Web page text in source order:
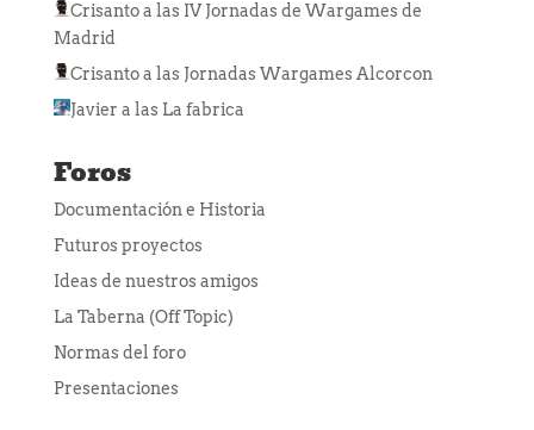
Crisantoa las IV Jornadas de Wargames de
Madrid
Crisantoa las Jornadas Wargames Alcorcon
Javier a las La fabrica
Foros
Documentación e Historia
Futuros proyectos
Ideas de nuestros amigos
La Taberna (Off Topic)
Normas del foro
Presentaciones